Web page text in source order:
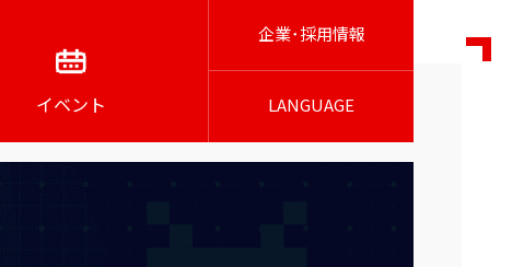
イベント
企業･採用情報
LANGUAGE